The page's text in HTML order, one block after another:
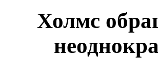
Холмс